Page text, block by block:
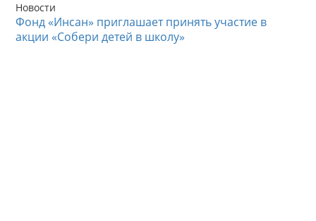
Новости
Фонд «Инсан» приглашает принять участие в
акции «Собери детей в школу»